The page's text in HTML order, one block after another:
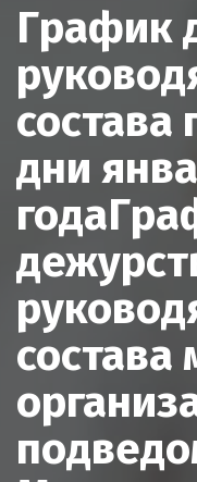
График
дни
состава